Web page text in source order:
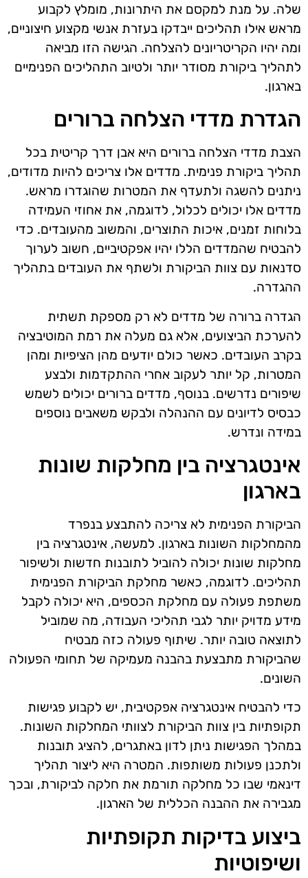
שלה. על מנת למקסם את היתרונות, מומלץ לקבוע
מראש אילו תהליכים ייבדקו בעזרת אנשי מקצוע חיצוניים,
ומה יהיו הקריטריונים להצלחה. הגישה הזו מביאה
לתהליך ביקורת מסודר יותר ולטיוב התהליכים הפנימיים
בארגון.
הגדרת מדדי הצלחה ברורים
הצבת מדדי הצלחה ברורים היא אבן דרך קריטית בכל
תהליך ביקורת פנימית. מדדים אלו צריכים להיות מדודים,
ניתנים להשגה ולתעדף את המטרות שהוגדרו מראש.
מדדים אלו יכולים לכלול, לדוגמה, את אחוזי העמידה
בלוחות זמנים, איכות התוצרים, והמשוב מהעובדים. כדי
להבטיח שהמדדים הללו יהיו אפקטיביים, חשוב לערוך
סדנאות עם צוות הביקורת ולשתף את העובדים בתהליך
ההגדרה.
הגדרה ברורה של מדדים לא רק מספקת תשתית
להערכת הביצועים, אלא גם מעלה את רמת המוטיבציה
בקרב העובדים. כאשר כולם יודעים מהן הציפיות ומהן
המטרות, קל יותר לעקוב אחרי ההתקדמות ולבצע
שיפורים נדרשים. בנוסף, מדדים ברורים יכולים לשמש
כבסיס לדיונים עם ההנהלה ולבקש משאבים נוספים
במידה ונדרש.
אינטגרציה בין מחלקות שונות
בארגון
הביקורת הפנימית לא צריכה להתבצע בנפרד
מהמחלקות השונות בארגון. למעשה, אינטגרציה בין
מחלקות שונות יכולה להוביל לתובנות חדשות ולשיפור
תהליכים. לדוגמה, כאשר מחלקת הביקורת הפנימית
משתפת פעולה עם מחלקת הכספים, היא יכולה לקבל
מידע מדויק יותר לגבי תהליכי העבודה, מה שמוביל
לתוצאה טובה יותר. שיתוף פעולה כזה מבטיח
שהביקורת מתבצעת בהבנה מעמיקה של תחומי הפעולה
השונים.
כדי להבטיח אינטגרציה אפקטיבית, יש לקבוע פגישות
תקופתיות בין צוות הביקורת לצוותי המחלקות השונות.
במהלך הפגישות ניתן לדון באתגרים, להציג תובנות
ולתכנן פעולות משותפות. המטרה היא ליצור תהליך
דינאמי שבו כל מחלקה תורמת את חלקה לביקורת, ובכך
מגבירה את ההבנה הכללית של הארגון.
ביצוע בדיקות תקופתיות
ושיפוטיות